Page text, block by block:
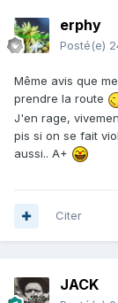
erphy
Posté(e)
Même avis que
prendre la route
J'en rage,
pis si on se fait
aussi.. A+
Citer
JACK